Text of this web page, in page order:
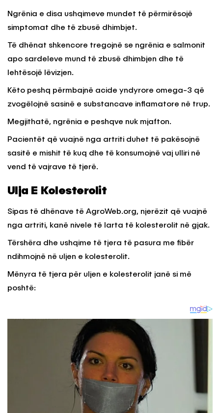
Ngrënia e disa ushqimeve mundet të përmirësojë
simptomat dhe të zbusë dhimbjet.
Të dhënat shkencore tregojnë se ngrënia e salmonit
apo sardeleve mund të zbusë dhimbjen dhe të
lehtësojë lëvizjen.
Këto peshq përmbajnë acide yndyrore omega-3 që
zvogëlojnë sasinë e substancave inflamatore në trup.
Megjithatë, ngrënia e peshqve nuk mjafton.
Pacientët që vuajnë nga artriti duhet të pakësojnë
sasitë e mishit të kuq dhe të konsumojnë vaj ulliri në
vend të vajrave të tjerë.
Ulja E Kolesterolit
Sipas të dhënave të AgroWeb.org, njerëzit që vuajnë
nga artriti, kanë nivele të larta të kolesterolit në gjak.
Tërshëra dhe ushqime të tjera të pasura me fibër
ndihmojnë në uljen e kolesterolit.
Mënyra të tjera për uljen e kolesterolit janë si më
poshtë: